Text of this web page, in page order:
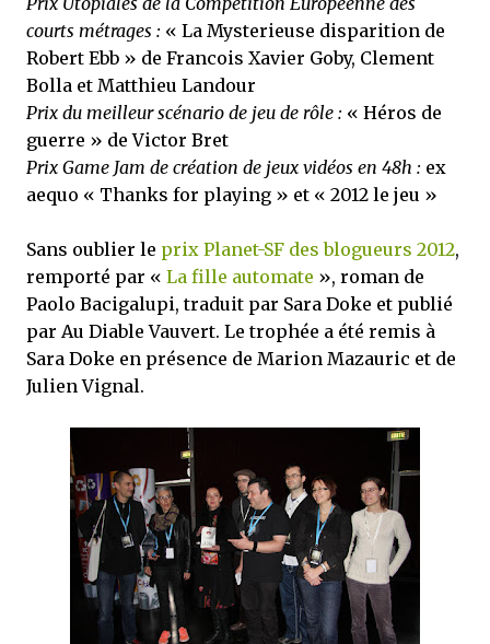
courts métrages : « La Mysterieuse disparition de
Robert Ebb » de Francois Xavier Goby, Clement
Bolla et Matthieu Landour
Prix du meilleur scénario de jeu de rôle : « Héros de
guerre » de Victor Bret
Prix Game Jam de création de jeux vidéos en 48h : ex
aequo « Thanks for playing » et « 2012 le jeu »
Sans oublier le prix Planet-SF des blogueurs 2012,
remporté par « La fille automate », roman de
Paolo Bacigalupi, traduit par Sara Doke et publié
par Au Diable Vauvert. Le trophée a été remis à
Sara Doke en présence de Marion Mazauric et de
Julien Vignal.